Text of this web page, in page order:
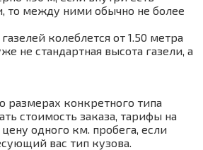
то между ними обычно не более
колеблется от 1.50 метра
не стандартная высота газели, а
размерах конкретного типа
стоимость заказа, тарифы на
одного км. пробега, если
вас тип кузова.